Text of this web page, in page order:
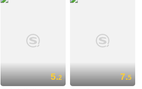
5.2 7.5